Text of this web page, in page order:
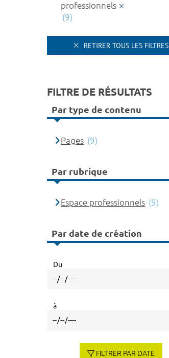
professionnels
(9)
RETIRER TOUS LES FILTRES
FILTRE DE RÉSULTATS
Par type de contenu
Pages (9)
Par rubrique
Espace professionnels (9)
Par date de création
Du
à
FILTRER PAR DATE